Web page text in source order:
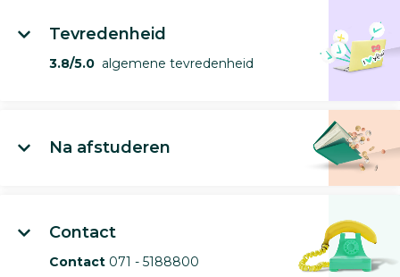
Tevredenheid
3.8/5.0 algemene tevredenheid
Na afstuderen
Contact
Contact 071 - 5188800